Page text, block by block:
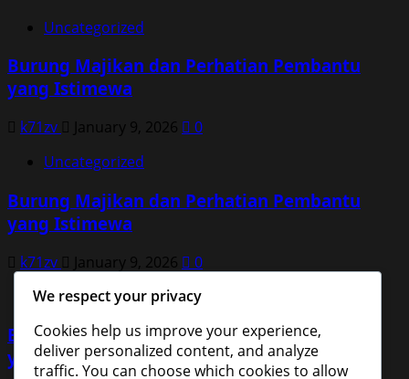
Uncategorized
Burung Majikan dan Perhatian Pembantu
yang Istimewa
k71zv January 9, 2026
0
Uncategorized
Burung Majikan dan Perhatian Pembantu
yang Istimewa
k71zv January 9, 2026
0
Uncategorized
Burung Majikan dan Perhatian Pembantu
yang Istimewa
We respect your privacy
Cookies help us improve your experience,
deliver personalized content, and analyze
traffic. You can choose which cookies to allow